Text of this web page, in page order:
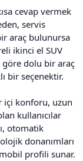
cevap vermek
servis
araç bulunursa
ikinci el SUV
göre dolu bir araç
bir seçenektir.
içi konforu, uzun
kullanıcılar
otomatik
donanımları
profili sunar.